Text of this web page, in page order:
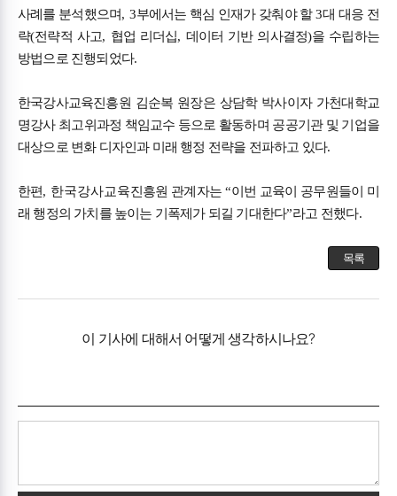
사례를 분석했으며, 3부에서는 핵심 인재가 갖춰야 할3대 대응 전
략(전략적 사고, 협업 리더십, 데이터 기반 의사결정)을 수립하는
방법으로 진행되었다.
한국강사교육진흥원 김순복 원장은 상담학 박사이자 가천대학교
명강사 최고위과정 책임교수 등으로 활동하며 공공기관 및 기업을
대상으로 변화 디자인과 미래 행정 전략을 전파하고 있다.
한편, 한국강사교육진흥원 관계자는 “이번 교육이 공무원들이 미
래 행정의 가치를 높이는 기폭제가 되길 기대한다”라고 전했다.
목록
이 기사에 대해서 어떻게 생각하시나요?